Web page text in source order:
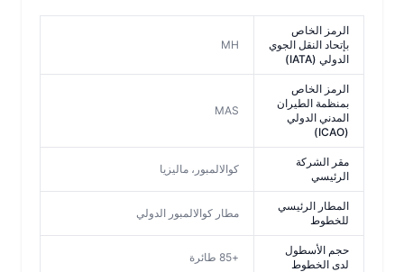
الرمز الخاص
بإتحاد النقل الجوي
الدولي (IATA)
MH
الرمز الخاص
بمنظمة الطيران
المدني الدولي
مقر الشركة
الرئيسي
كوالالمبور، ماليزيا
المطار الرئيسي
للخطوط
مطار كوالالمبور الدولي
حجم الأسطول
لدى الخطوط